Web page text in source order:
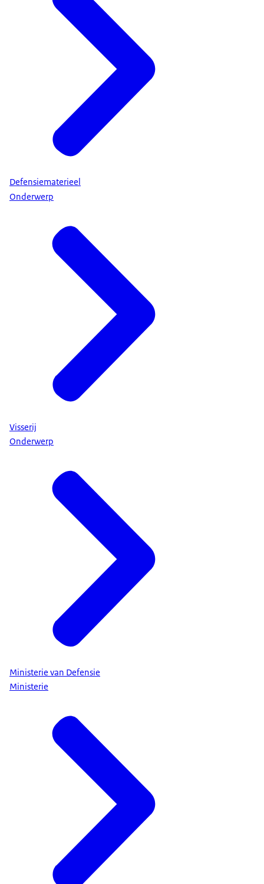
Defensiematerieel
Onderwerp
Visserij
Onderwerp
Ministerie van Defensie
Ministerie